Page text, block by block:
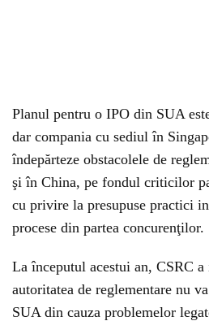
Planul pentru o IPO din SUA
dar compania cu sediul în
îndepărteze obstacolele de
şi în China, pe fondul criticilor
cu privire la presupuse practici
procese din partea concurenţilor.
La începutul acestui an, CSRC
autoritatea de reglementare nu
SUA din cauza problemelor